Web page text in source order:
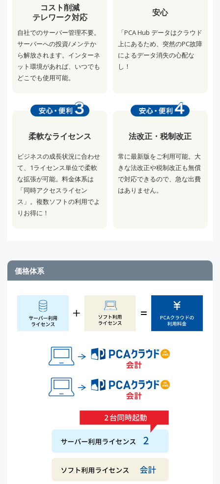
コスト削減
テレワーク対応
自社でのサーバー管理不要。
サーバーへの投資/メンテか
ら解放されます。インターネ
ット環境があれば、いつでも
どこでも使用可能。
安心
「PCA Hub データはクラウド
上にあるため、突然のPC故障
によるデータ消失の心配な
し！
柔軟なライセンス
ビジネスの成長状況に合わせ
て、1ライセンス単位で柔軟
な拡張が可能。料金体系は
「同時アクセスライセン
ス」。複数ソフトの利用でよ
りお得に！
法改正・税制改正
常に最新版をご利用可能。大
きな法改正や税制改正も無償
で対応できるので、急な出費
はありません。
価格体系